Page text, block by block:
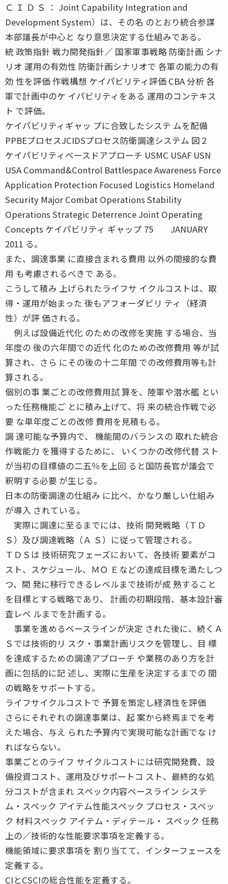
Ｃ Ｉ Ｄ Ｓ ： Joint Capability Integration and
Development System）は、その名 のとおり統合参謀
本部議長が中心と なり意思決定する仕組みである。
統 政策指針 戦力開発指針／ 国家軍事戦略 防衛計画 シナ
リオ 運用の有効性 防衛計画シナリオで 各軍の能力の有
効 性を評価 作戦構想 ケイパビリティ評価 CBA 分析 各
軍で計画中のケ イパビリティをある 運用のコンテキス
ト で評価。
ケイパビリティギャッ プに合致したシステ ムを配備
PPBEプロセスJCIDSプロセス防衛調達システム 図２
ケイパビリティベースドアプローチ USMC USAF USN
USA Command&Control Battlespace Awareness Force
Application Protection Focused Logistics Homeland
Security Major Combat Operations Stability
Operations Strategic Deterrence Joint Operating
Concepts ケイパビリティ ギャップ 75 JANUARY
2011 る。
また、調達事業 に直接含まれる費用 以外の間接的な費
用 も考慮されるべきで ある。
こうして積み 上げられたライフサ イクルコストは、取
得・運用が始まった 後もアフォーダビリ ティ（経済
性）が評 価される。
例えば設備近代化 のための改修を実施 する場合、当
年度の 後の六年間での近代 化のための改修費用 等が試
算され、さら にその後の十二年間 での改修費用等も計
算される。
個別の事 業ごとの改修費用試 算を、陸軍や潜水艦 とい
った任務機能ご とに積み上げて、将 来の統合作戦で必
要 な単年度ごとの改修 費用を見積もる。
調 達可能な予算内で、 機能間のバランスの 取れた統合
作戦能力 を獲得するために、 いくつかの改修代替 スト
が当初の目標値の二五％を上回 ると国防長官が議会で
釈明する必要 が生じる。
日本の防衛調達の仕組み に比べ、かなり厳しい仕組み
が導入 されている。
実際に調達に至るまでには、技術 開発戦略（ＴＤ
Ｓ）及び調達戦略（Ａ Ｓ）に従って管理される。
ＴＤＳは 技術研究フェーズにおいて、各技術 要素がコ
スト、スケジュール、ＭＯ Ｅなどの達成目標を満たしつ
つ、開 発に移行できるレベルまで技術が成 熟すること
を目標とする戦略であり、 計画の初期段階、基本設計審
査レベ ルまでを計画する。
事業を進めるベースラインが決定 された後に、続くＡ
Ｓでは技術的リ スク・事業計画リスクを管理し、目 標
を達成するための調達アプローチ や業務のあり方を計
画に包括的に記 述し、実際に生産を決定するまでの 間
の戦略をサポートする。
ライフサイクルコストで 予算を策定し経済性を評価
さらにそれぞれの調達事業は、起 案から終焉までを考
えた場合、与え られた予算内で実現可能な計画でな け
ればならない。
事業ごとのライフ サイクルコストには研究開発費、設
備投資コスト、運用及びサポートコ スト、最終的な処
分コストが含まれ スペック内容ベースライン システ
ム・スペック アイテム性能スペック プロセス・スペッ
ク 材料スペック アイテム・ディテール・ スペック 任務
上の／技術的な性能要求事項を定義する。
機能領域に要求事項を 割り当てて、インターフェースを
定義する。
CIとCSCIの総合性能を定義する。